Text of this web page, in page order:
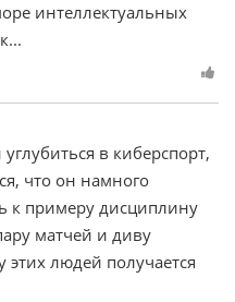
интеллектуальных
в киберспорт,
что он намного
к примеру дисциплину
матчей и диву
этих людей получается